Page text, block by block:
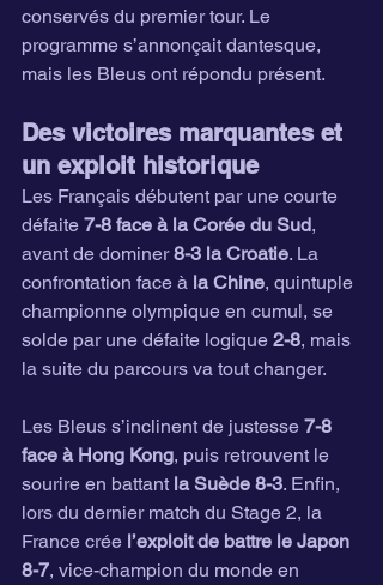
conservés du premier tour. Le
programme s’annonçait dantesque,
mais les Bleus ont répondu présent.
Des victoires marquantes et
un exploit historique
Les Français débutent par une courte
défaite 7-8 face à la Corée du Sud,
avant de dominer 8-3 la Croatie. La
confrontation face à la Chine, quintuple
championne olympique en cumul, se
solde par une défaite logique 2-8, mais
la suite du parcours va tout changer.
Les Bleus s’inclinent de justesse 7-8
face à Hong Kong, puis retrouvent le
sourire en battant la Suède 8-3. Enfin,
lors du dernier match du Stage 2, la
France crée l’exploit de battre le Japon
8-7, vice-champion du monde en